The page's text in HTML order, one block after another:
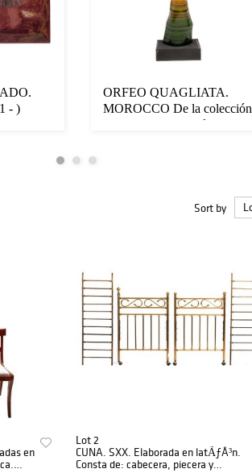
- )
ORFEO QUAGLIATA.
MOROCCO De la colección
MAGIKARPET Lám...
Sort by
en
Lot 2
CUNA. SXX. Elaborada en latÃƒÂ³n.
Consta de: cabecera, piecera y